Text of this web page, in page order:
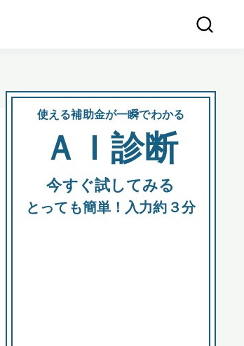
使える補助金が一瞬でわかる
ＡＩ診断
今すぐ試してみる
とっても簡単！入力約３分